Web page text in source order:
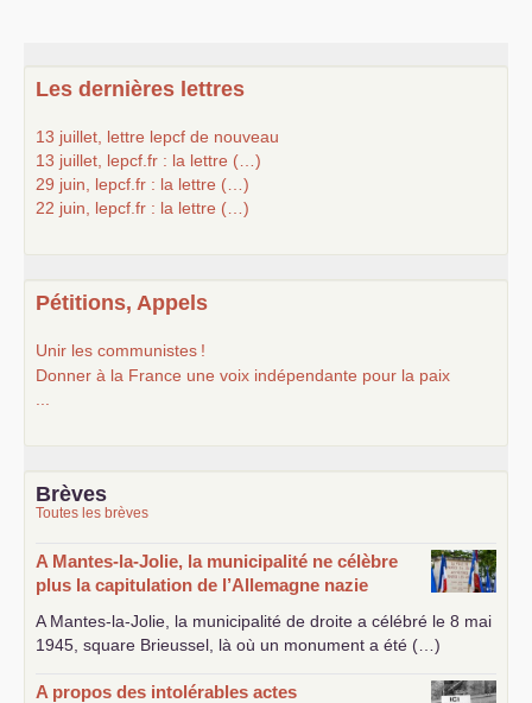
Les dernières lettres
13 juillet, lettre lepcf de nouveau
13 juillet, lepcf.fr : la lettre (…)
29 juin, lepcf.fr : la lettre (…)
22 juin, lepcf.fr : la lettre (…)
Pétitions, Appels
Unir les communistes !
Donner à la France une voix indépendante pour la paix
Brèves
Toutes les brèves
A Mantes-la-Jolie, la municipalité ne célèbre
plus la capitulation de l’Allemagne nazie
A Mantes-la-Jolie, la municipalité de droite a célébré le 8 mai
1945, square Brieussel, là où un monument a été (…)
A propos des intolérables actes